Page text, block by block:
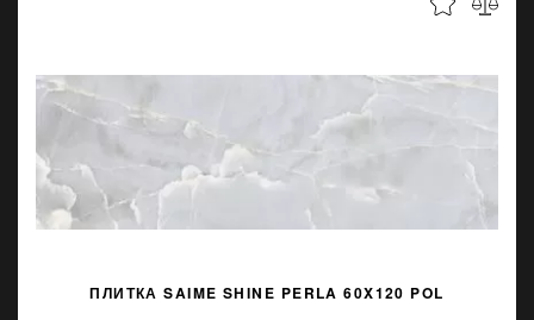
ПЛИТКА SAIME SHINE PERLA 60X120 POL